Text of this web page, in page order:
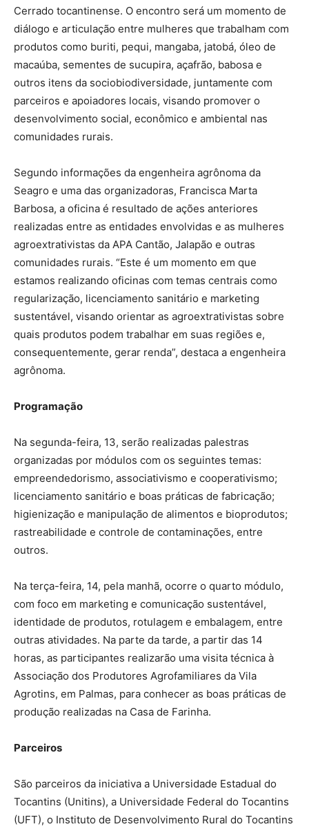
Cerrado tocantinense. O encontro será um momento de
diálogo e articulação entre mulheres que trabalham com
produtos como buriti, pequi, mangaba, jatobá, óleo de
macaúba, sementes de sucupira, açafrão, babosa e
outros itens da sociobiodiversidade, juntamente com
parceiros e apoiadores locais, visando promover o
desenvolvimento social, econômico e ambiental nas
comunidades rurais.
Segundo informações da engenheira agrônoma da
Seagro e uma das organizadoras, Francisca Marta
Barbosa, a oficina é resultado de ações anteriores
realizadas entre as entidades envolvidas e as mulheres
agroextrativistas da APA Cantão, Jalapão e outras
comunidades rurais. “Este é um momento em que
estamos realizando oficinas com temas centrais como
regularização, licenciamento sanitário e marketing
sustentável, visando orientar as agroextrativistas sobre
quais produtos podem trabalhar em suas regiões e,
consequentemente, gerar renda”, destaca a engenheira
agrônoma.
Programação
Na segunda-feira, 13, serão realizadas palestras
organizadas por módulos com os seguintes temas:
empreendedorismo, associativismo e cooperativismo;
licenciamento sanitário e boas práticas de fabricação;
higienização e manipulação de alimentos e bioprodutos;
rastreabilidade e controle de contaminações, entre
outros.
Na terça-feira, 14, pela manhã, ocorre o quarto módulo,
com foco em marketing e comunicação sustentável,
identidade de produtos, rotulagem e embalagem, entre
outras atividades. Na parte da tarde, a partir das 14
horas, as participantes realizarão uma visita técnica à
Associação dos Produtores Agrofamiliares da Vila
Agrotins, em Palmas, para conhecer as boas práticas de
produção realizadas na Casa de Farinha.
Parceiros
São parceiros da iniciativa a Universidade Estadual do
Tocantins (Unitins), a Universidade Federal do Tocantins
(UFT), o Instituto de Desenvolvimento Rural do Tocantins